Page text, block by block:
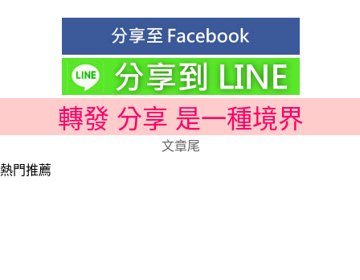
轉發 分享 是一種境界
文章尾
熱門推薦